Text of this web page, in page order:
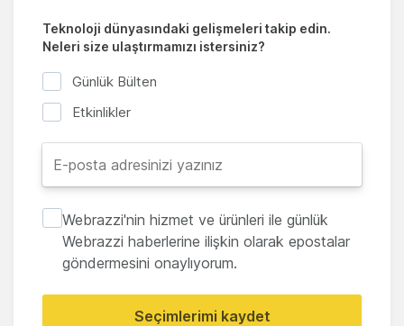
Teknoloji dünyasındaki gelişmeleri takip edin.
Neleri size ulaştırmamızı istersiniz?
Günlük Bülten
Etkinlikler
Webrazzi'nin hizmet ve ürünleri ile günlük
Webrazzi haberlerine ilişkin olarak epostalar
göndermesini onaylıyorum.
Seçimlerimi kaydet